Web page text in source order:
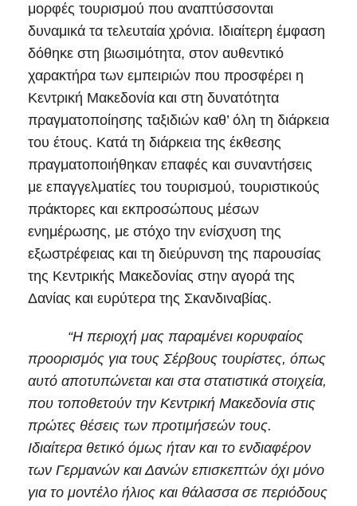
μορφές τουρισμού που αναπτύσσονται
δυναμικά τα τελευταία χρόνια. Ιδιαίτερη έμφαση
δόθηκε στη βιωσιμότητα, στον αυθεντικό
χαρακτήρα των εμπειριών που προσφέρει η
Κεντρική Μακεδονία και στη δυνατότητα
πραγματοποίησης ταξιδιών καθ’ όλη τη διάρκεια
του έτους. Κατά τη διάρκεια της έκθεσης
πραγματοποιήθηκαν επαφές και συναντήσεις
με επαγγελματίες του τουρισμού, τουριστικούς
πράκτορες και εκπροσώπους μέσων
ενημέρωσης, με στόχο την ενίσχυση της
εξωστρέφειας και τη διεύρυνση της παρουσίας
της Κεντρικής Μακεδονίας στην αγορά της
Δανίας και ευρύτερα της Σκανδιναβίας.
“Η περιοχή μας παραμένει κορυφαίος
προορισμός για τους Σέρβους τουρίστες, όπως
αυτό αποτυπώνεται και στα στατιστικά στοιχεία,
που τοποθετούν την Κεντρική Μακεδονία στις
πρώτες θέσεις των προτιμήσεών τους.
Ιδιαίτερα θετικό όμως ήταν και το ενδιαφέρον
των Γερμανών και Δανών επισκεπτών όχι μόνο
για το μοντέλο ήλιος και θάλασσα σε περιόδους